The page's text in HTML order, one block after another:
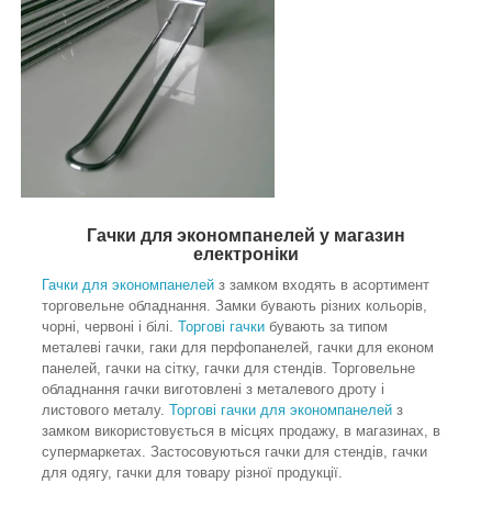
Гачки для экономпанелей у магазин
електроніки
Гачки для экономпанелей з замком входять в асортимент
торговельне обладнання. Замки бувають різних кольорів,
чорні, червоні і білі. Торгові гачки бувають за типом
металеві гачки, гаки для перфопанелей, гачки для економ
панелей, гачки на сітку, гачки для стендів. Торговельне
обладнання гачки виготовлені з металевого дроту і
листового металу. Торгові гачки для экономпанелей з
замком використовується в місцях продажу, в магазинах, в
супермаркетах. Застосовуються гачки для стендів, гачки
для одягу, гачки для товару різної продукції.